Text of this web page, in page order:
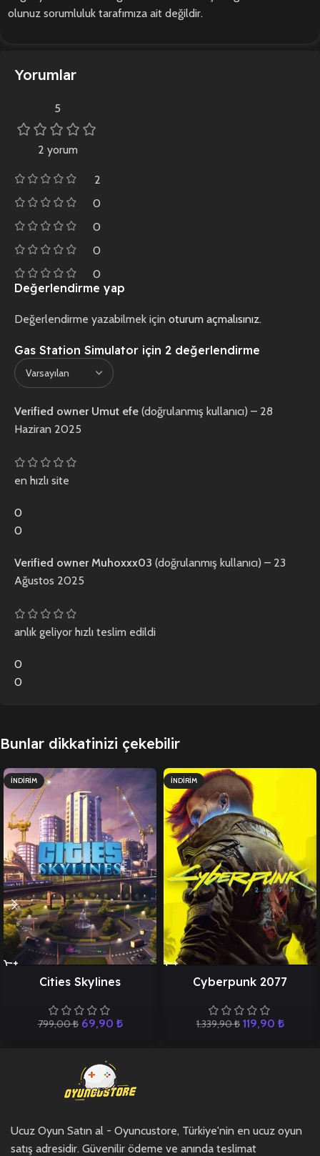
olunuz sorumluluk tarafımıza ait değildir.
Yorumlar
5
2 yorum
2
0
0
0
0
Gas Station Simulator için 2 değerlendirme
Verified owner Umut efe (doğrulanmış kullanıcı) – 28
Haziran 2025
en hızlı site
0
0
Verified ownerMuhoxxx03 (doğrulanmış kullanıcı) – 23
Ağustos 2025
anlık geliyor hızlı teslim edildi
0
0
Değerlendirme yap
Değerlendirme yazabilmek için oturum açmalısınız.
Bunlar dikkatinizi çekebilir
İNDIRIM
Cities Skylines
799,00₺ 69,90 ₺
İNDIRIM
Cyberpunk 2077
1.339,90₺ 119,90 ₺
Ucuz Oyun Satın al - Oyuncustore, Türkiye'nin en ucuz oyun
satış adresidir. Güvenilir ödeme ve anında teslimat